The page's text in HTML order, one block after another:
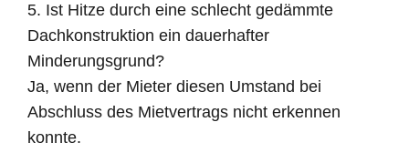
5. Ist Hitze durch eine schlecht gedämmte
Dachkonstruktion ein dauerhafter
Minderungsgrund?
Ja, wenn der Mieter diesen Umstand bei
Abschluss des Mietvertrags nicht erkennen
konnte.